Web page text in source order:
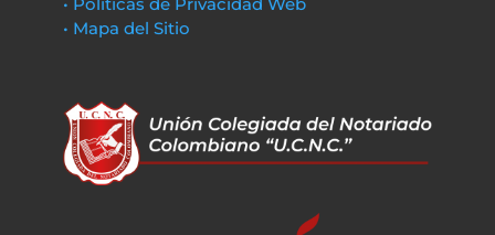
• Mapa del Sitio